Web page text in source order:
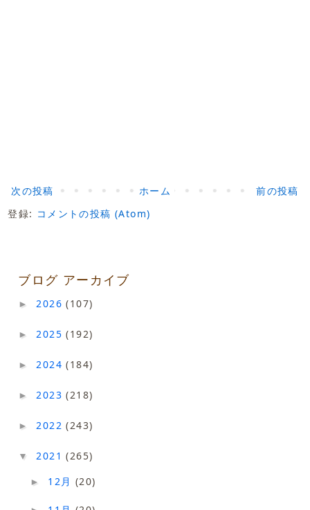
次の投稿 前の投稿
ホーム
登録: コメントの投稿 (Atom)
ブログ アーカイブ
► 2026(107)
► 2025(192)
► 2024(184)
► 2023(218)
► 2022(243)
▼ 2021(265)
► 12月 (20)